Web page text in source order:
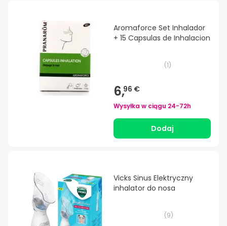
Aromaforce Set Inhalador
+ 15 Capsulas de Inhalacion
(1)
6,96 €
Wysyłka w ciągu 24-72h
Dodaj
Vicks Sinus Elektryczny
inhalator do nosa
(9)